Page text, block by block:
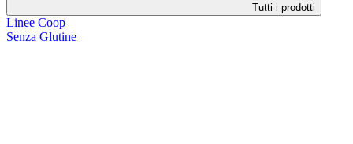
Tutti i prodotti
Linee Coop
Senza Glutine